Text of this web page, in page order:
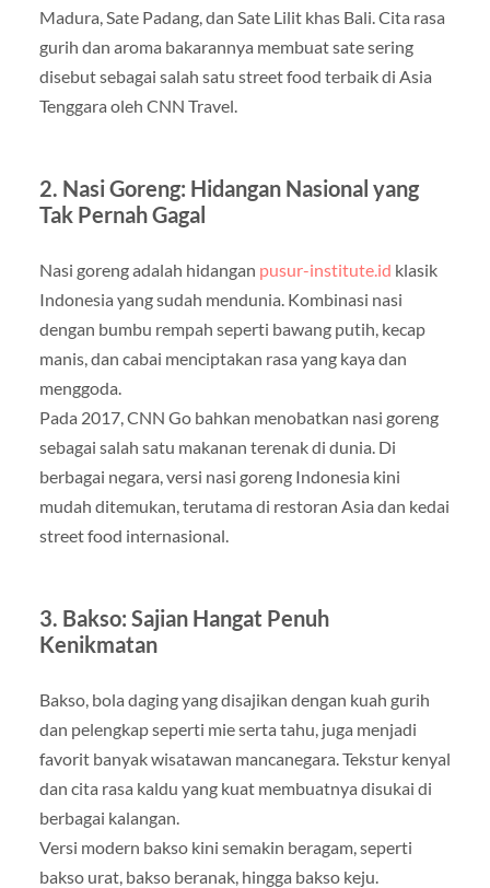
Madura, Sate Padang, dan Sate Lilit khas Bali. Cita rasa
gurih dan aroma bakarannya membuat sate sering
disebut sebagai salah satu street food terbaik di Asia
Tenggara oleh CNN Travel.
2. Nasi Goreng: Hidangan Nasional yang
Tak Pernah Gagal
Nasi goreng adalah hidangan pusur-institute.id klasik
Indonesia yang sudah mendunia. Kombinasi nasi
dengan bumbu rempah seperti bawang putih, kecap
manis, dan cabai menciptakan rasa yang kaya dan
menggoda.
Pada 2017, CNN Go bahkan menobatkan nasi goreng
sebagai salah satu makanan terenak di dunia. Di
berbagai negara, versi nasi goreng Indonesia kini
mudah ditemukan, terutama di restoran Asia dan kedai
street food internasional.
3. Bakso: Sajian Hangat Penuh
Kenikmatan
Bakso, bola daging yang disajikan dengan kuah gurih
dan pelengkap seperti mie serta tahu, juga menjadi
favorit banyak wisatawan mancanegara. Tekstur kenyal
dan cita rasa kaldu yang kuat membuatnya disukai di
berbagai kalangan.
Versi modern bakso kini semakin beragam, seperti
bakso urat, bakso beranak, hingga bakso keju.